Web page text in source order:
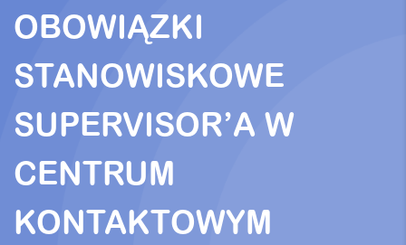
OBOWIĄZKI
STANOWISKOWE
SUPERVISOR’A W
CENTRUM
KONTAKTOWYM